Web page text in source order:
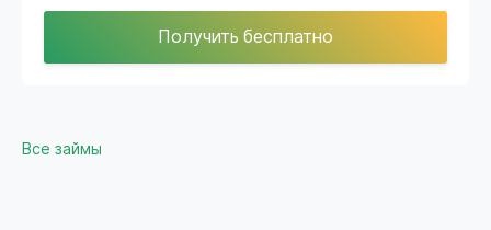
Получить бесплатно
Все займы